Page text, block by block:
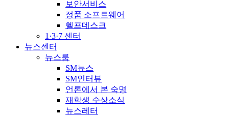
보안서비스
정품 소프트웨어
헬프데스크
1·3·7 센터
뉴스센터
뉴스룸
SM뉴스
SM인터뷰
언론에서 본 숙명
재학생 수상소식
뉴스레터